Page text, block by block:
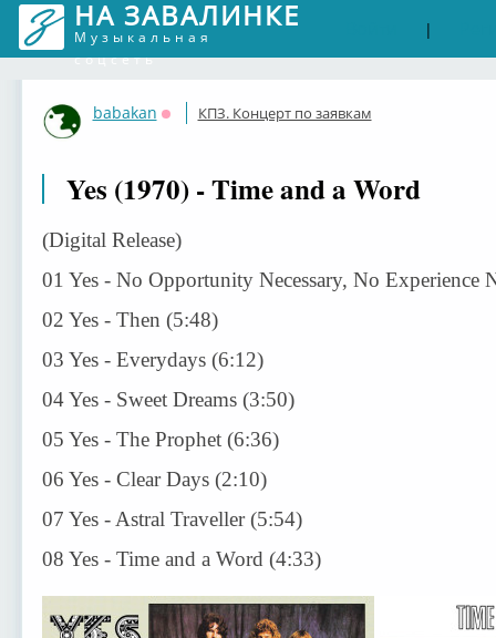
НА ЗАВАЛИНКЕ
Музыкальная
соцсеть
|
babakan
Оффлайн
КПЗ. Концерт по заявкам
Yes (1970) - Time and a Word
(Digital Release)
01 Yes - No Opportunity Necessary, No Experience
02 Yes - Then (5:48)
03 Yes - Everydays (6:12)
04 Yes - Sweet Dreams (3:50)
05 Yes - The Prophet (6:36)
06 Yes - Clear Days (2:10)
07 Yes - Astral Traveller (5:54)
08 Yes - Time and a Word (4:33)